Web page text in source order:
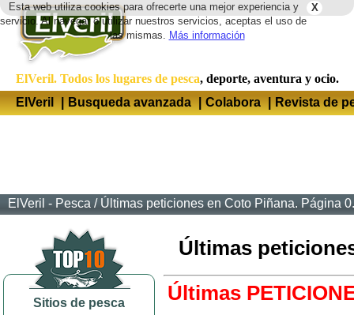
X
Esta web utiliza cookies para ofrecerte una mejor experiencia y
servicio. Al navegar o utilizar nuestros servicios, aceptas el uso de
las mismas. Más información
ElVeril. Todos los lugares de pesca, deporte, aventura y ocio.
ElVeril
| Busqueda avanzada | Colabora | Revista de
ElVeril - Pesca / Últimas peticiones en Coto Piñana. Página 0.
Sitios de pesca
Últimas
Últimas